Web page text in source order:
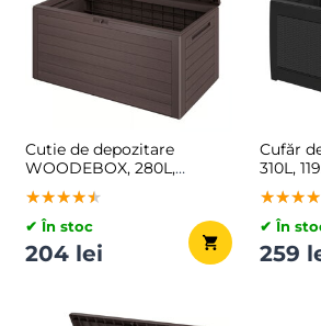
Cutie de depozitare
WOODEBOX, 280L,
120x46x57cm, maro închis
★★★★★
★★★★★
★★★★★
✔ În stoc
204 lei
Cufăr
310L,
antracit
✔ În
259